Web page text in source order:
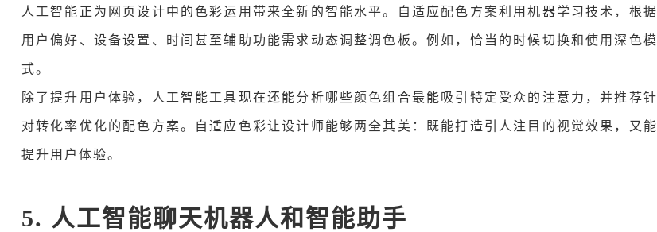
人工智能正为网页设计中的色彩运用带来全新的智能水平。自适应配色方案利用机器学习技术，根据
用户偏好、设备设置、时间甚至辅助功能需求动态调整调色板。例如，恰当的时候切换和使用深色模
式。
除了提升用户体验，人工智能工具现在还能分析哪些颜色组合最能吸引特定受众的注意力，并推荐针
对转化率优化的配色方案。自适应色彩让设计师能够两全其美：既能打造引人注目的视觉效果，又能
提升用户体验。
5. 人工智能聊天机器人和智能助手